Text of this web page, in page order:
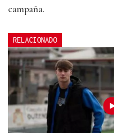
campaña.
RELACIONADO